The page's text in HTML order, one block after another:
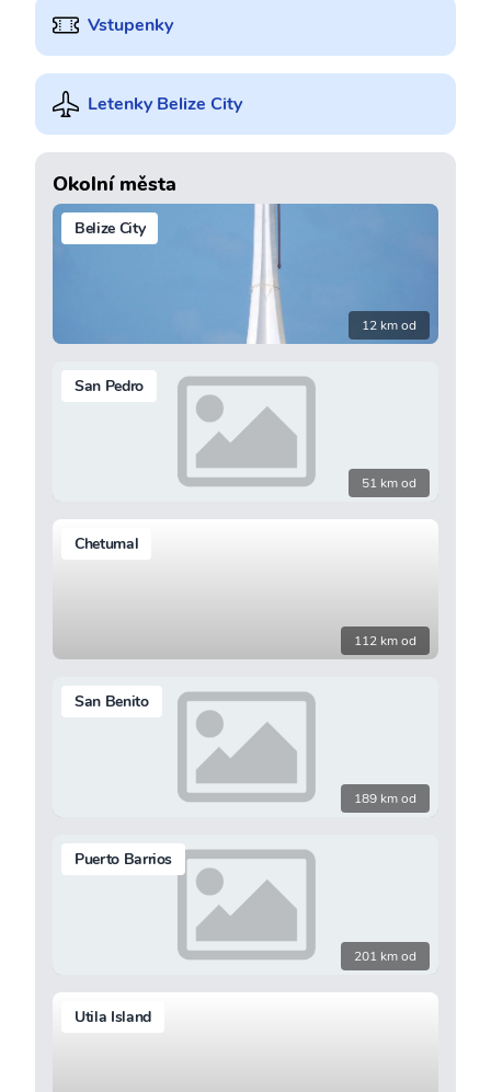
Vstupenky
Letenky Belize City
Okolní města
Belize City
12 km od
San Pedro
51 km od
Chetumal
112 km od
San Benito
189 km od
Puerto Barrios
201 km od
Utila Island